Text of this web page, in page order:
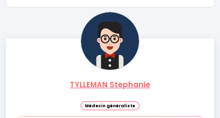
TYLLEMAN Stephanie
Médecin généraliste